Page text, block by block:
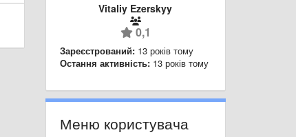
Vitaliy Ezerskyy
0,1
Зареєстрований: 13 років тому
Остання активність: 13 років тому
Меню користувача